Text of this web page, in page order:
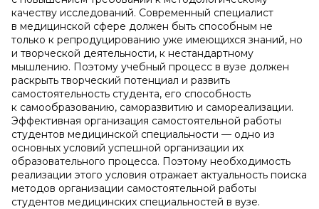
качеству исследований. Современный специалист
в медицинской сфере должен быть способным не
только к репродуцированию уже имеющихся знаний, но
и творческой деятельности, к нестандартному
мышлению. Поэтому учебный процесс в вузе должен
раскрыть творческий потенциал и развить
самостоятельность студента, его способность
к самообразованию, саморазвитию и самореализации.
Эффективная организация самостоятельной работы
студентов медицинской специальности — одно из
основных условий успешной организации их
образовательного процесса. Поэтому необходимость
реализации этого условия отражает актуальность поиска
методов организации самостоятельной работы
студентов медицинских специальностей в вузе.